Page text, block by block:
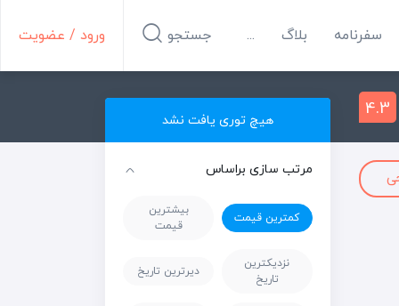
سفرنامه بلاگ ... ورود / عضویت جستجو
4.3
هیچ توری یافت نشد
مرتب سازی براساس
کمترین قیمت
بیشترین
قیمت
نزدیکترین
تاریخ
دیرترین تاریخ